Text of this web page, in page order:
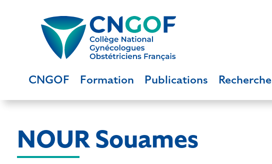
CNGOF Formation Publications Recherche
NOUR Souames